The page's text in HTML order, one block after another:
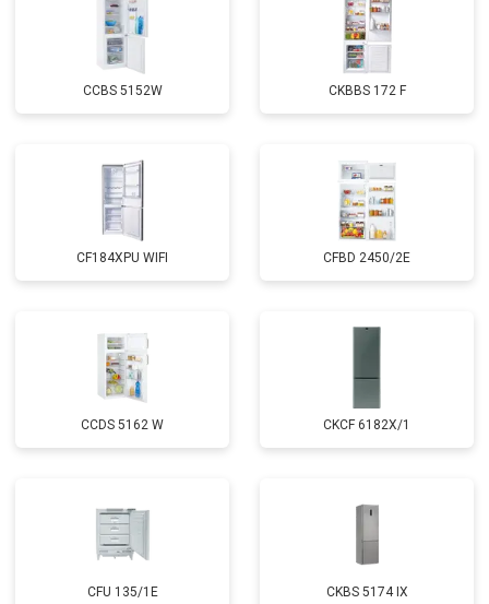
CCBS 5152W CKBBS 172 F
CF184XPU WIFI CFBD 2450/2E
CCDS 5162 W CKCF 6182X/1
CFU 135/1E CKBS 5174 IX